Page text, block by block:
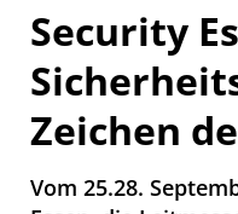
Security
Zeichen
Vom 25.28.